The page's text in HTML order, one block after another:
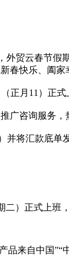
外贸云春节假
快乐、阖
正月11）正
广咨询服务，
将汇款底
）正式上
来自中国”“